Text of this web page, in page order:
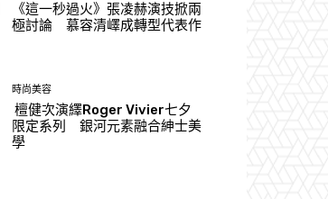
《這一秒過火》張凌赫演技掀兩
極討論 慕容清嶧成轉型代表作
時尚美容
檀健次演繹Roger Vivier七夕
限定系列 銀河元素融合紳士美
學